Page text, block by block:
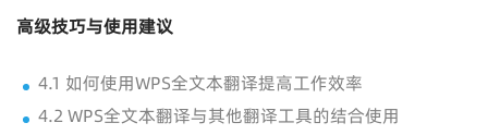
高级技巧与使用建议
4.1 如何使用WPS全文本翻译提高工作效率
4.2 WPS全文本翻译与其他翻译工具的结合使用